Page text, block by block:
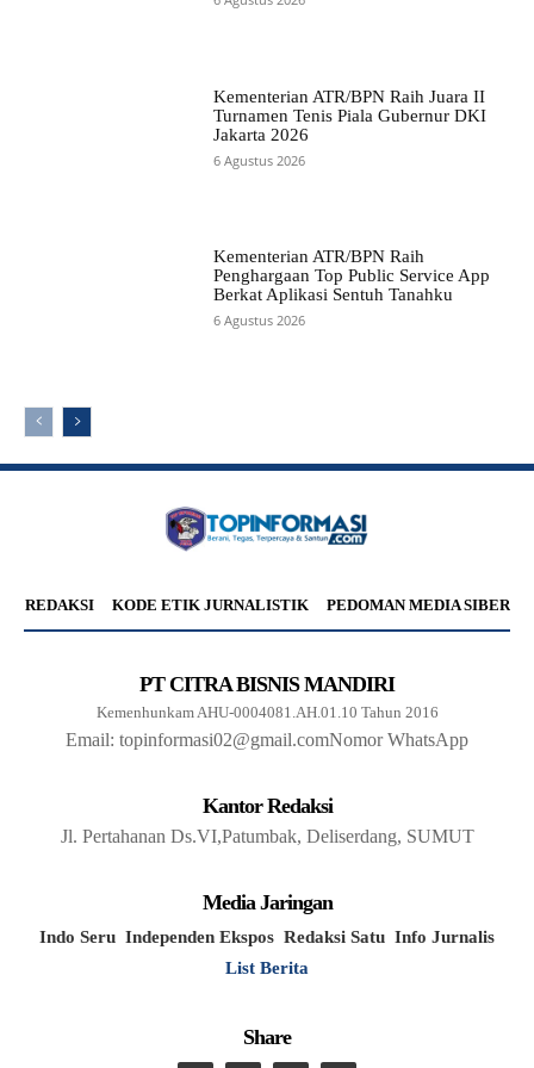
Kementerian ATR/BPN Raih Juara II
Turnamen Tenis Piala Gubernur DKI
Jakarta 2026
6 Agustus 2026
Kementerian ATR/BPN Raih
Penghargaan Top Public Service App
Berkat Aplikasi Sentuh Tanahku
6 Agustus 2026
REDAKSI KODE ETIK JURNALISTIK PEDOMAN MEDIA SIBER
PT CITRA BISNIS MANDIRI
Kemenhunkam AHU-0004081.AH.01.10 Tahun 2016
Email: topinformasi02@gmail.comNomor WhatsApp
Kantor Redaksi
Jl. Pertahanan Ds.VI,Patumbak, Deliserdang, SUMUT
Media Jaringan
Indo Seru Independen Ekspos Redaksi Satu Info Jurnalis
List Berita
Share